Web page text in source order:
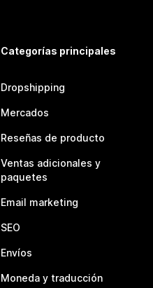
Categorías principales
Dropshipping
Mercados
Reseñas de producto
Ventas adicionales y
paquetes
Email marketing
SEO
Envíos
Moneda y traducción